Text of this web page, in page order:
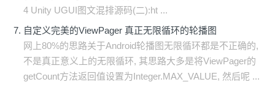
4 Unity UGUI图文混排源码(二):ht ...
自定义完美的ViewPager 真正无限循环的轮播图
网上80%的思路关于Android轮播图无限循环都是不正确的,
不是真正意义上的无限循环, 其思路大多是将ViewPager的
getCount方法返回值设置为Integer.MAX_VALUE, 然后呢 ...